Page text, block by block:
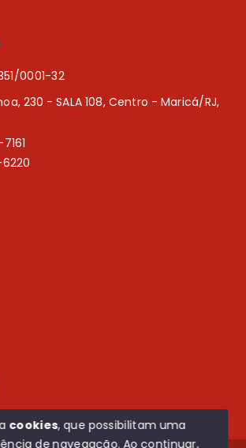
0001-32
230 - SALA 108, Centro - Maricá/RJ,
cookies, que possibilitam uma
de navegação.Ao continuar,